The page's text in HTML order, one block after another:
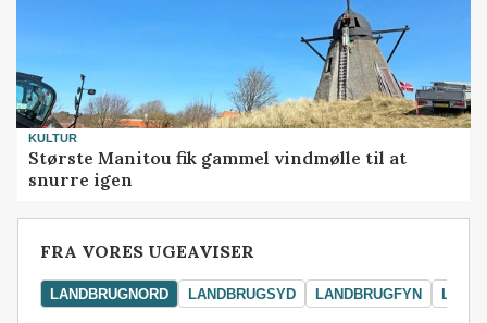
KULTUR
Største Manitou fik gammel vindmølle til at
snurre igen
FRA VORES UGEAVISER
LANDBRUGNORD LANDBRUGSYD LANDBRUGFYN